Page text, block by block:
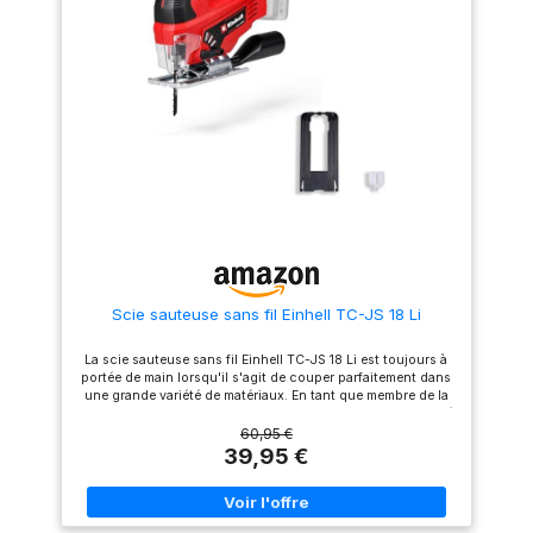
la lame idéale Coupe
Personnalisable avec Vitesse
Variable : Avec 4 réglages
orbitaux et une vitesse
variable (0–2800 tr/min), cette
scie sauteuse sans fil vous
offre un contrôle ultime—
pour des résultats précis,
même tard le soir ou dans des
zones sombres Changement
notre système de changement
de lame sans outil vous
permet de remplacer les lames
Scie sauteuse sans fil Einhell TC-JS 18 Li
La scie sauteuse sans fil Einhell TC-JS 18 Li est toujours à
portée de main lorsqu'il s'agit de couper parfaitement dans
une grande variété de matériaux. En tant que membre de la
lorsque vous travaillez à la maison, à l'atelier et au garage.
Grâce à son fonctionnement fluide, la scie sauteuse sans fil
garantit des coupes précises. Le lève-pendule peut être
activé pour des coupes rapides Le support de lame de scie
universel sans outil évite des étapes inutiles et permet un
changement de lame de scie rapide et sans outil La fonction
60,95 €
39,95 €